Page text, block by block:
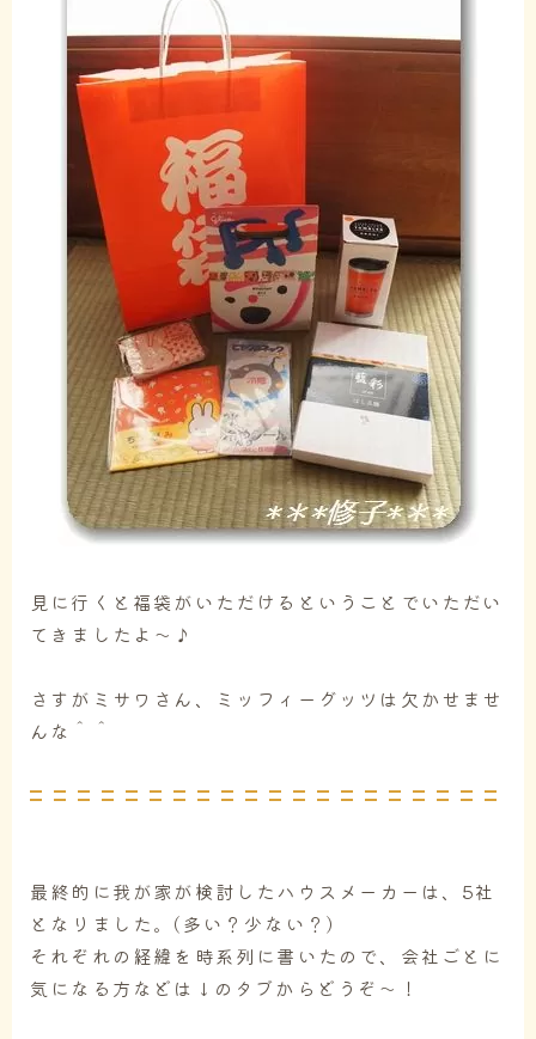
見に行くと福袋がいただけるということでいただい
てきましたよ～♪
さすがミサワさん、ミッフィーグッツは欠かせませ
んな＾＾
最終的に我が家が検討したハウスメーカーは、5社
となりました。(多い？少ない？)
それぞれの経緯を時系列に書いたので、会社ごとに
気になる方などは↓のタブからどうぞ～！